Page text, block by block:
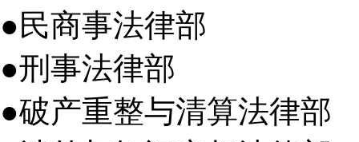
●民商事法律部
●刑事法律部
●破产重整与清算法律部